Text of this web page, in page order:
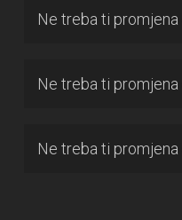
Ne treba ti promjena
Ne treba ti promjena
Ne treba ti promjena